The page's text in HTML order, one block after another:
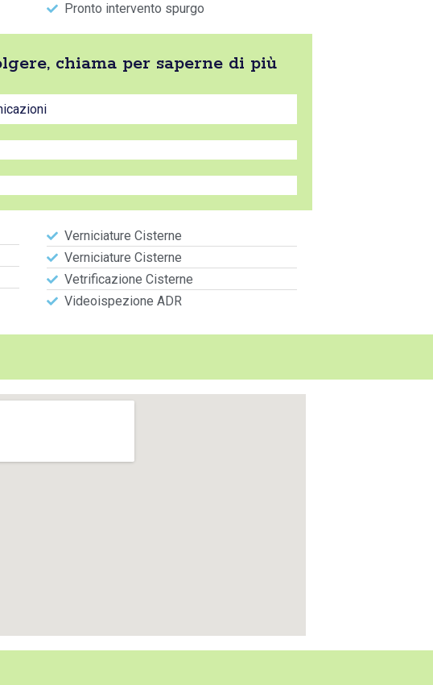
Pronto intervento spurgo
chiama per saperne di più
Verniciature Cisterne
Verniciature Cisterne
Vetrificazione Cisterne
Videoispezione ADR